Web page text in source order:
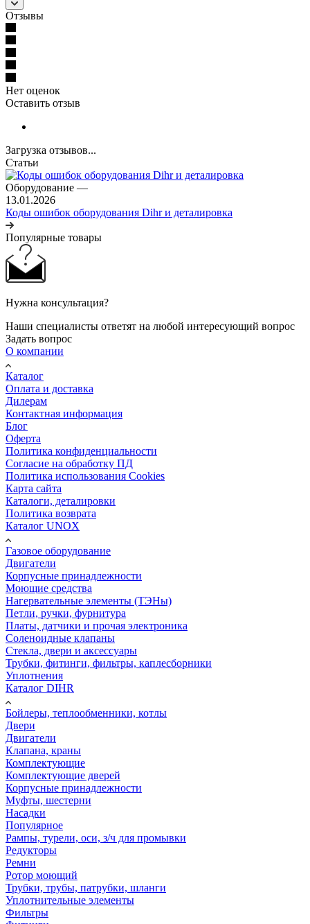
Отзывы
Нет оценок
Оставить отзыв
Загрузка отзывов...
Статьи
Оборудование —
13.01.2026
Коды ошибок оборудования Dihr и деталировка
Популярные товары
Нужна консультация?
Наши специалисты ответят на любой интересующий вопрос
Задать вопрос
О компании
Каталог
Оплата и доставка
Дилерам
Контактная информация
Блог
Оферта
Политика конфиденциальности
Согласие на обработку ПД
Политика использования Cookies
Карта сайта
Каталоги, деталировки
Политика возврата
Каталог UNOX
Газовое оборудование
Двигатели
Корпусные принадлежности
Моющие средства
Нагервательные элементы (ТЭНы)
Петли, ручки, фурнитура
Платы, датчики и прочая электроника
Соленоидные клапаны
Стекла, двери и аксессуары
Трубки, фитинги, фильтры, каплесборники
Уплотнения
Каталог DIHR
Бойлеры, теплообменники, котлы
Двери
Двигатели
Клапана, краны
Комплектующие
Комплектующие дверей
Корпусные принадлежности
Муфты, шестерни
Насадки
Популярное
Рампы, турели, оси, з/ч для промывки
Редукторы
Ремни
Ротор моющий
Трубки, трубы, патрубки, шланги
Уплотнительные элементы
Фильтры